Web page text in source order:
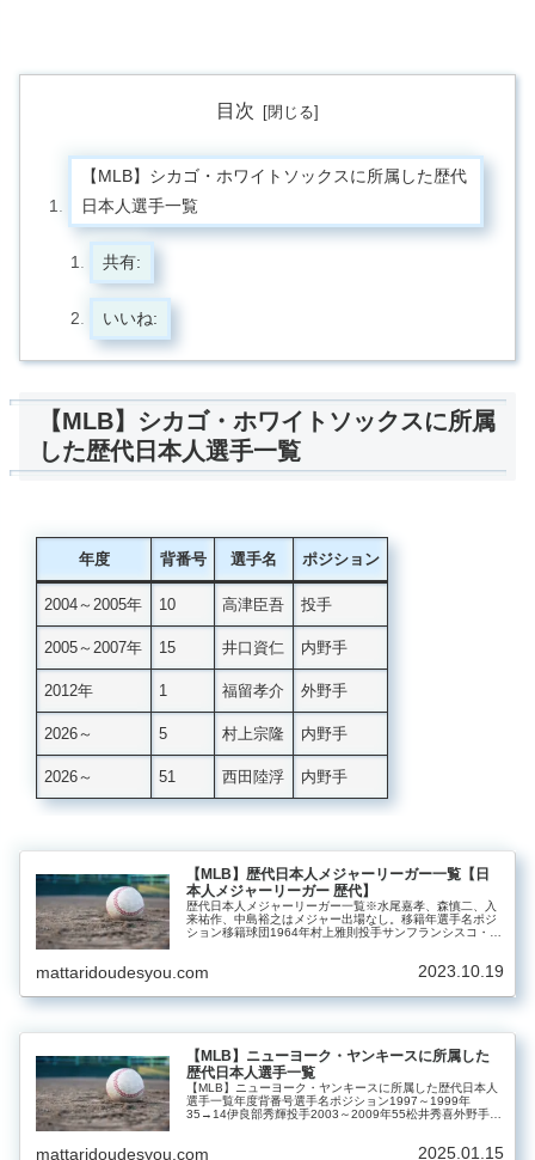
目次
【MLB】シカゴ・ホワイトソックスに所属した歴代
日本人選手一覧
共有:
いいね:
【MLB】シカゴ・ホワイトソックスに所属
した歴代日本人選手一覧
年度 背番号 選手名 ポジション
2004～2005年 10 高津臣吾 投手
2005～2007年 15 井口資仁 内野手
2012年 1 福留孝介 外野手
2026～ 5 村上宗隆 内野手
2026～ 51 西田陸浮 内野手
【MLB】歴代日本人メジャーリーガー一覧【日
本人メジャーリーガー 歴代】
歴代日本人メジャーリーガー一覧※水尾嘉孝、森慎二、入
来祐作、中島裕之はメジャー出場なし。移籍年選手名ポジ
ション移籍球団1964年村上雅則投手サンフランシスコ・ジ
mattaridoudesyou.com 2023.10.19
【MLB】ニューヨーク・ヤンキースに所属した
歴代日本人選手一覧
【MLB】ニューヨーク・ヤンキースに所属した歴代日本人
選手一覧年度背番号選手名ポジション1997～1999年
35→14伊良部秀輝投手2003～2009年55松井秀喜外野手
mattaridoudesyou.com 2025.01.15